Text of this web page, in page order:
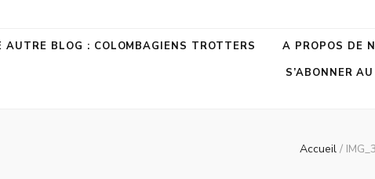
AUTRE BLOG : COLOMBAGIENS TROTTERS A PROPOS DE
S’ABONNER
Accueil /